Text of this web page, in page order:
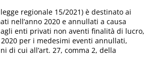
regionale 15/2021) è destinato ai
nell’anno 2020 e annullati a causa
enti privati non aventi finalità di lucro,
per i medesimi eventi annullati,
di cui all’art. 27, comma 2, della